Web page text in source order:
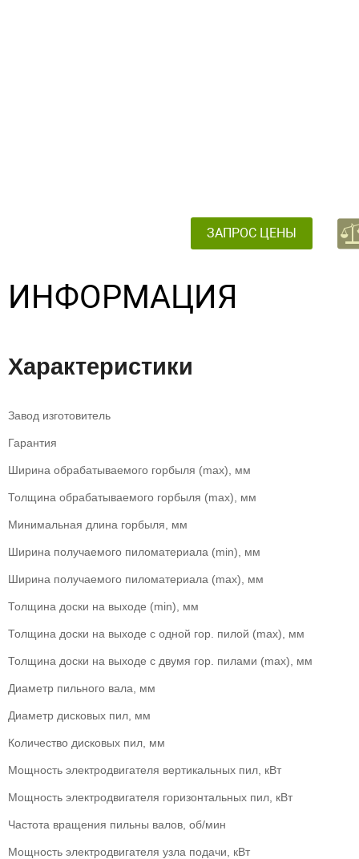
ЗАПРОС ЦЕНЫ
ИНФОРМАЦИЯ
Характеристики
Завод изготовитель
Гарантия
Ширина обрабатываемого горбыля (max), мм
Толщина обрабатываемого горбыля (max), мм
Минимальная длина горбыля, мм
Ширина получаемого пиломатериала (min), мм
Ширина получаемого пиломатериала (max), мм
Толщина доски на выходе (min), мм
Толщина доски на выходе с одной гор. пилой (max), мм
Толщина доски на выходе с двумя гор. пилами (max), мм
Диаметр пильного вала, мм
Диаметр дисковых пил, мм
Количество дисковых пил, мм
Мощность электродвигателя вертикальных пил, кВт
Мощность электродвигателя горизонтальных пил, кВт
Частота вращения пильны валов, об/мин
Мощность электродвигателя узла подачи, кВт